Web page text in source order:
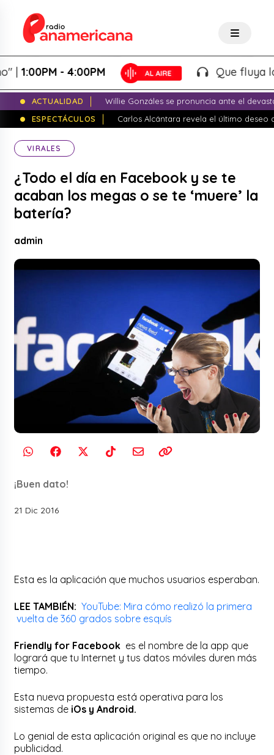
- 4:00PM Que fluya la
ACTUALIDAD
Willie Gonzáles se pronuncia ante el
ESPECTÁCULOS
Carlos Alcántara revela el último deseo
VIRALES
¿Todo el día en Facebook y se te
acaban los megas o se te ‘muere’ la
batería?
admin
¡Buen dato!
21 Dic 2016
Esta es la aplicación que muchos usuarios esperaban.
LEE TAMBIÉN: YouTube: Mira cómo realizó la primera
vuelta de 360 grados sobre esquís
Friendly for Facebook es el nombre de la app que
logrará que tu Internet y tus datos móviles duren más
tiempo.
Esta nueva propuesta está operativa para los
sistemas de iOs y Android.
Lo genial de esta aplicación original es que no incluye
publicidad.